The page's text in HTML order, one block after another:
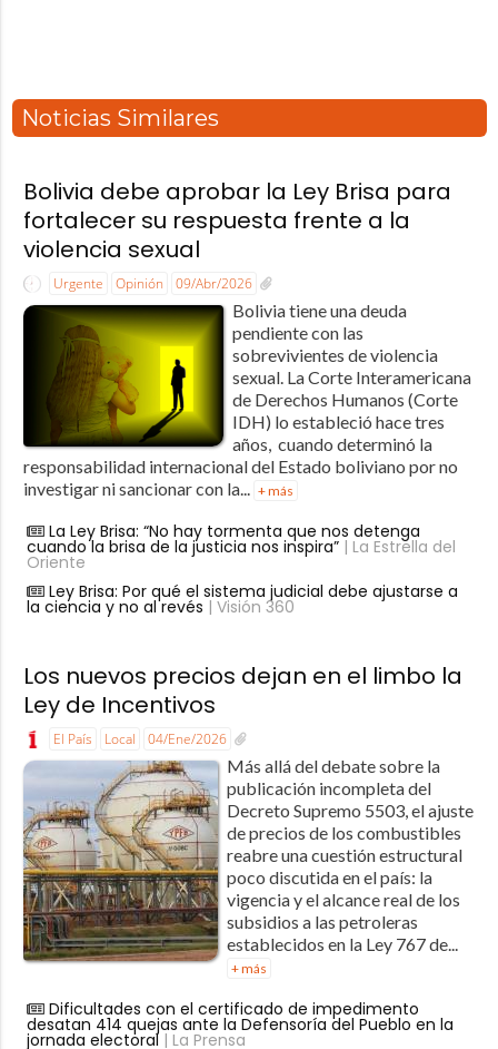
Noticias Similares
Bolivia debe aprobar la Ley Brisa para
fortalecer su respuesta frente a la
violencia sexual
Urgente Opinión 09/Abr/2026
Bolivia tiene una deuda
pendiente con las
sobrevivientes de violencia
sexual. La Corte Interamericana
de Derechos Humanos (Corte
IDH) lo estableció hace tres
años, cuando determinó la
responsabilidad internacional del Estado boliviano por no
investigar ni sancionar con la... + más
La Ley Brisa: “No hay tormenta que nos detenga
cuando la brisa de la justicia nos inspira”| La Estrella del
Oriente
Ley Brisa: Por qué el sistema judicial debe ajustarse a
la ciencia y no al revés | Visión 360
Los nuevos precios dejan en el limbo la
Ley de Incentivos
El País Local 04/Ene/2026
Más allá del debate sobre la
publicación incompleta del
Decreto Supremo 5503, el ajuste
de precios de los combustibles
reabre una cuestión estructural
poco discutida en el país: la
vigencia y el alcance real de los
subsidios a las petroleras
establecidos en la Ley 767 de...
+ más
Dificultades con el certificado de impedimento
desatan 414 quejas ante la Defensoría del Pueblo en la
jornada electoral| La Prensa